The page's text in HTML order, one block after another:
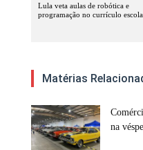
Lula veta aulas de robótica e
programação no currículo
Matérias
na